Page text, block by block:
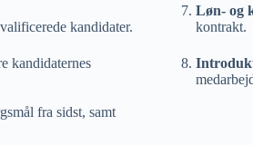
kandidater.
kandidaternes
fra sidst, samt
Løn- og
kontrakt.